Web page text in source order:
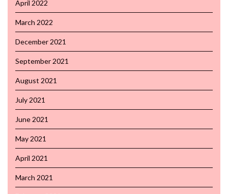
April 2022
March 2022
December 2021
September 2021
August 2021
July 2021
June 2021
May 2021
April 2021
March 2021